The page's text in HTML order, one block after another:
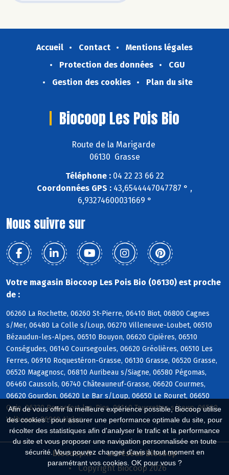
Afin de vous offrir la meilleure expérience possible, Biocoop utilise
des cookies : pour assurer une performance optimale du site, pour
récolter des statistiques afin d'analyser le trafic et la performance
du site et vous proposer une navigation personnalisée en toute
sécurité. Vous pouvez changer d'avis à tout moment en
paramétrant vos cookies. OK pour vous ?
Accueil Contact
Mentions légales
Protection des données
CGU
Gestion des cookies
Plan du site
Biocoop Les Pois Bio
Route de la Marigarde
06130 Grasse
Téléphone :04 22 23 66 22
Coordonnées GPS : 43,6544447047787 ° ,
6,93274600031669 °
Nous suivre sur
Votre magasin Biocoop Les Pois Bio (06130) est proche
de :
06260 La Rochette, 06260 St-Pierre, 06410 Biot, 06800 Cagnes
s/Mer, 06480 La Colle s/Loup, 06270 Villeneuve-Loubet, 06510
Bézaudun-les-Alpes, 06510 Bouyon, 06620 Cipières, 06510
Conségudes, 06140 Coursegoules, 06620 Gréolières, 06510 Les
Ferres, 06910 Roquestéron-Grasse, 06130 Grasse, 06520 Grasse,
06520 Magagnosc, 06810 Auribeau s/Siagne, 06580 Pégomas,
06460 Caussols, 06740 Châteauneuf-Grasse, 06620 Courmes,
06620 Gourdon, 06620 Le Bar s/Loup, 06650 Le Rouret, 06650
Opio, 06330 Roquefort-les-Pins, 06140 Tourrettes s/Loup, 06560
Valbonne, 06910 Aiglun
Biocoop.fr
Le réseau Biocoop
Copyright Biocoop 2026